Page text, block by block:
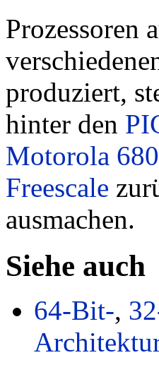
Prozessoren
produziert,
hinter den
Motorola
Freescale
ausmachen.
Siehe auch
64-Bit-,